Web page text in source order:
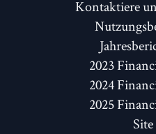
Kontaktiere
2023
2024
2025